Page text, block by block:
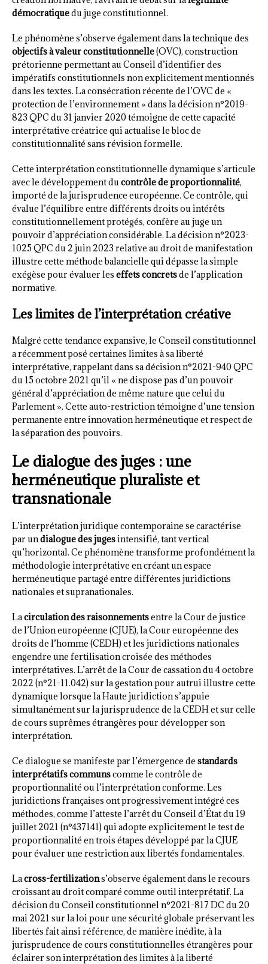
démocratiquedu juge constitutionnel.
Le phénomène s’observe également dans la technique des
objectifs à valeur constitutionnelle(OVC), construction
prétorienne permettant au Conseil d’identifier des
impératifs constitutionnels non explicitement mentionnés
dans les textes. La consécration récente de l’OVC de «
protection de l’environnement » dans la décision n°2019-
823 QPC du 31 janvier 2020 témoigne de cette capacité
interprétative créatrice qui actualise le bloc de
constitutionnalité sans révision formelle.
Cette interprétation constitutionnelle dynamique s’articule
avec le développement ducontrôle de proportionnalité,
importé de la jurisprudence européenne. Ce contrôle, qui
évalue l’équilibre entre différents droits ou intérêts
constitutionnellement protégés, confère au juge un
pouvoir d’appréciation considérable. La décision n°2023-
1025 QPC du 2 juin 2023 relative au droit de manifestation
illustre cette méthode balancielle qui dépasse la simple
exégèse pour évaluer les effets concretsde l’application
normative.
Les limites de l’interprétation créative
Malgré cette tendance expansive, le Conseil constitutionnel
a récemment posé certaines limites à sa liberté
interprétative, rappelant dans sa décision n°2021-940 QPC
du 15 octobre 2021 qu’il « ne dispose pas d’un pouvoir
général d’appréciation de même nature que celui du
Parlement ». Cette auto-restriction témoigne d’une tension
permanente entre innovation herméneutique et respect de
la séparation des pouvoirs.
Le dialogue des juges : une
herméneutique pluraliste et
transnationale
L’interprétation juridique contemporaine se caractérise
par undialogue des jugesintensifié, tant vertical
qu’horizontal. Ce phénomène transforme profondément la
méthodologie interprétative en créant un espace
herméneutique partagé entre différentes juridictions
nationales et supranationales.
Lacirculation des raisonnementsentre la Cour de justice
de l’Union européenne (CJUE), la Cour européenne des
droits de l’homme (CEDH) et les juridictions nationales
engendre une fertilisation croisée des méthodes
interprétatives. L’arrêt de la Cour de cassation du 4 octobre
2022 (n°21-11.042) sur la gestation pour autrui illustre cette
dynamique lorsque la Haute juridiction s’appuie
simultanément sur la jurisprudence de la CEDH et sur celle
de cours suprêmes étrangères pour développer son
interprétation.
Ce dialogue se manifeste par l’émergence de standards
interprétatifs communscomme le contrôle de
proportionnalité ou l’interprétation conforme. Les
juridictions françaises ont progressivement intégré ces
méthodes, comme l’atteste l’arrêt du Conseil d’État du 19
juillet 2021 (n°437141) qui adopte explicitement le test de
proportionnalité en trois étapes développé par la CJUE
pour évaluer une restriction aux libertés fondamentales.
Lacross-fertilizations’observe également dans le recours
croissant au droit comparé comme outil interprétatif. La
décision du Conseil constitutionnel n°2021-817 DC du 20
mai 2021 sur la loi pour une sécurité globale préservant les
libertés fait ainsi référence, de manière inédite, à la
jurisprudence de cours constitutionnelles étrangères pour
éclairer son interprétation des limites à la liberté